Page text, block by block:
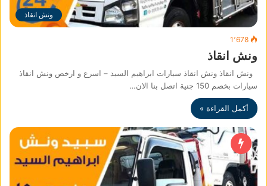
ونش انقاذ
1٬678
ونش انقاذ
ونش انقاذ ونش انقاذ سيارات ابراهيم السيد – اسرع و ارخص ونش انقاذ
سيارات بخصم 150 جنية اتصل بنا الان…
أكمل القراءة »